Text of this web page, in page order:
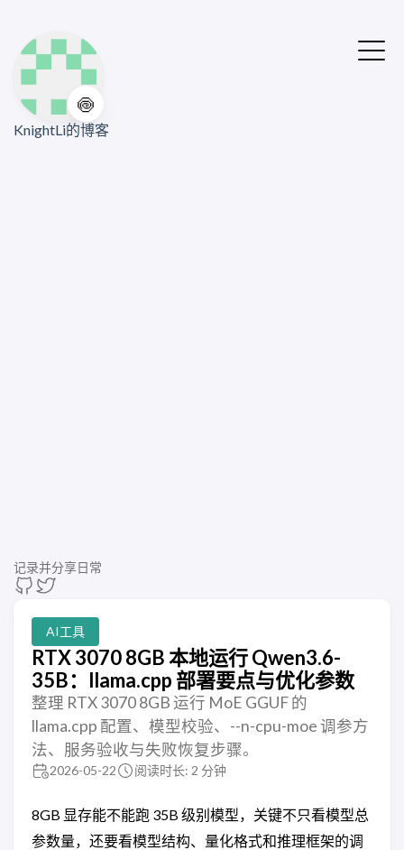
🍥
KnightLi的博客
记录并分享日常
AI工具
RTX 3070 8GB 本地运行 Qwen3.6-
35B：llama.cpp 部署要点与优化参数
整理 RTX 3070 8GB 运行 MoE GGUF 的
llama.cpp 配置、模型校验、--n-cpu-moe 调参方
法、服务验收与失败恢复步骤。
2026-05-22 阅读时长: 2 分钟
8GB 显存能不能跑 35B 级别模型，关键不只看模型总
参数量，还要看模型结构、量化格式和推理框架的调